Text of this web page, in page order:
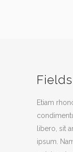
Etiam
libero, sit
ipsum.